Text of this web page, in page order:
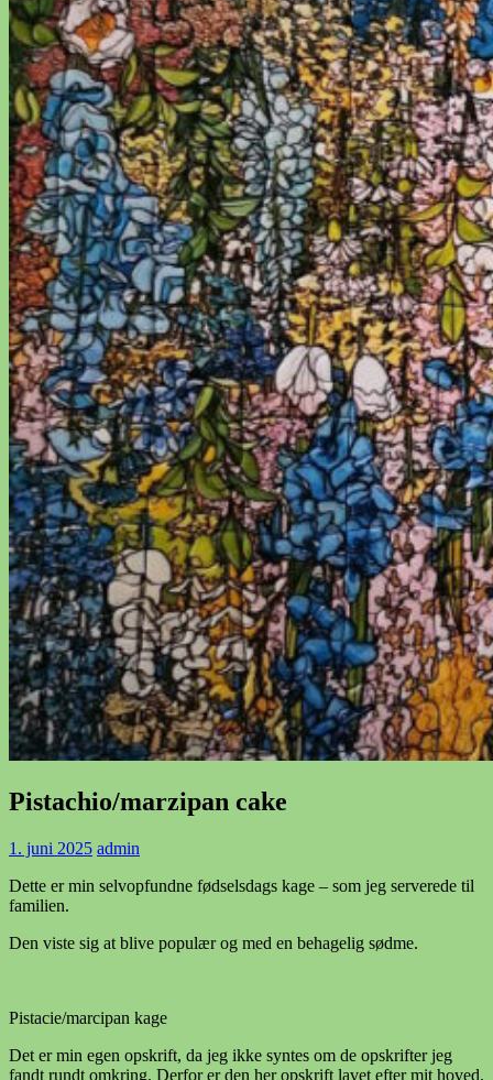
Pistachio/marzipan cake
1. juni 2025 admin
Dette er min selvopfundne fødselsdags kage – som jeg serverede til
familien.
Den viste sig at blive populær og med en behagelig sødme.
Pistacie/marcipan kage
Det er min egen opskrift, da jeg ikke syntes om de opskrifter jeg
fandt rundt omkring. Derfor er den her opskrift lavet efter mit hoved.